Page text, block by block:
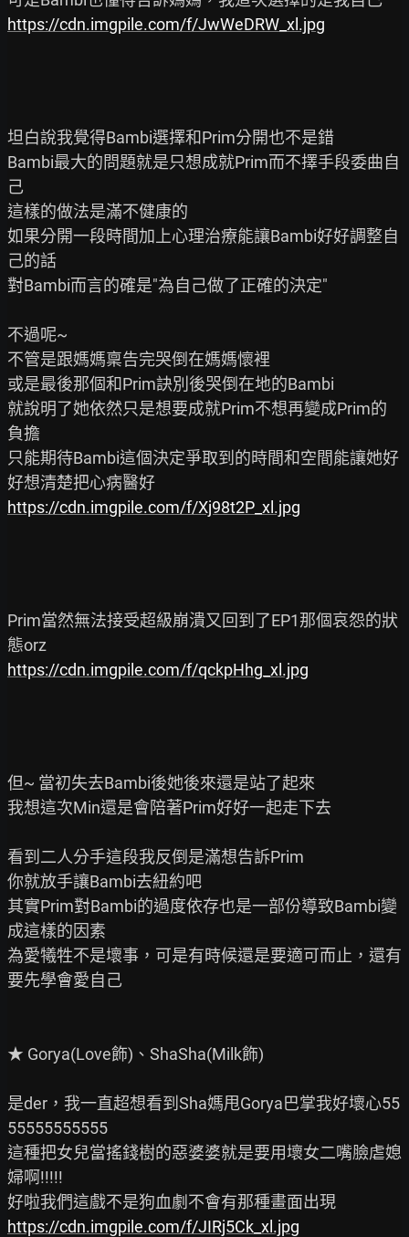
https://cdn.imgpile.com/f/JwWeDRW_xl.jpg
坦白說我覺得Bambi選擇和Prim分開也不是錯
Bambi最大的問題就是只想成就Prim而不擇手段委曲自
己
這樣的做法是滿不健康的
如果分開一段時間加上心理治療能讓Bambi好好調整自
己的話
對Bambi而言的確是"為自己做了正確的決定"
不過呢~
不管是跟媽媽稟告完哭倒在媽媽懷裡
或是最後那個和Prim訣別後哭倒在地的Bambi
就說明了她依然只是想要成就Prim不想再變成Prim的
負擔
只能期待Bambi這個決定爭取到的時間和空間能讓她好
https://cdn.imgpile.com/f/Xj98t2P_xl.jpg
Prim當然無法接受超級崩潰又回到了EP1那個哀怨的狀
https://cdn.imgpile.com/f/qckpHhg_xl.jpg
但~ 當初失去Bambi後她後來還是站了起來
我想這次Min還是會陪著Prim好好一起走下去
看到二人分手這段我反倒是滿想告訴Prim
你就放手讓Bambi去紐約吧
其實Prim對Bambi的過度依存也是一部份導致Bambi變
成這樣的因素
為愛犧牲不是壞事，可是有時候還是要適可而止，還有
要先學會愛自己
★ Gorya(Love飾)、ShaSha(Milk飾)
是der，我一直超想看到Sha媽甩Gorya巴掌我好壞心55
55555555555
這種把女兒當搖錢樹的惡婆婆就是要用壞女二嘴臉虐媳
婦啊!!!!!
https://cdn.imgpile.com/f/JIRj5Ck_xl.jpg